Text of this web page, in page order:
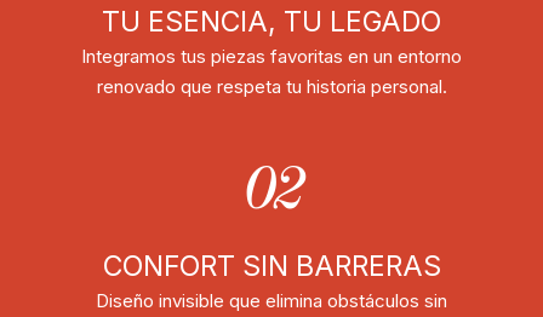
TU ESENCIA, TU LEGADO
Integramos tus piezas favoritas en un entorno
renovado que respeta tu historia personal.
02
CONFORT SIN BARRERAS
Diseño invisible que elimina obstáculos sin